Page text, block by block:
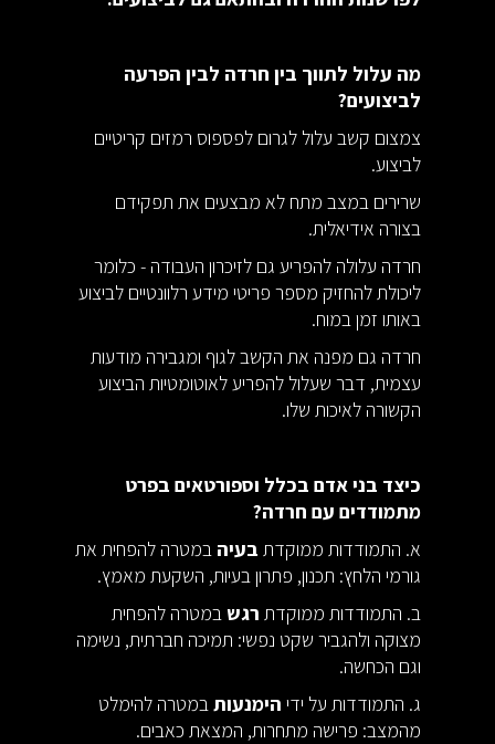
מה עלול לתווך בין חרדה לבין הפרעה
לביצועים?
צמצום קשב עלול לגרום לפספוס רמזים קריטיים
לביצוע.
שרירים במצב מתח לא מבצעים את תפקידם
בצורה אידיאלית.
חרדה עלולה להפריע גם לזיכרון העבודה - כלומר
ליכולת להחזיק מספר פריטי מידע רלוונטיים לביצוע
באותו זמן במוח.
חרדה גם מפנה את הקשב לגוף ומגבירה מודעות
עצמית, דבר שעלול להפריע לאוטומטיות הביצוע
הקשורה לאיכות שלו.
כיצד בני אדם בכלל וספורטאים בפרט
מתמודדים עם חרדה?
א. התמודדות ממוקדת בעיהבמטרה להפחית את
גורמי הלחץ: תכנון, פתרון בעיות, השקעת מאמץ.
ב. התמודדות ממוקדת רגשבמטרה להפחית
מצוקה ולהגביר שקט נפשי: תמיכה חברתית, נשימה
וגם הכחשה.
ג. התמודדות על ידי הימנעותבמטרה להימלט
מהמצב: פרישה מתחרות, המצאת כאבים.